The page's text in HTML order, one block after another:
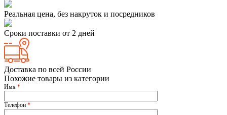
Реальная цена, без накруток и посредников
Сроки поставки от 2 дней
Доставка по всей России
Похожие товары из категории
Имя *
Телефон *